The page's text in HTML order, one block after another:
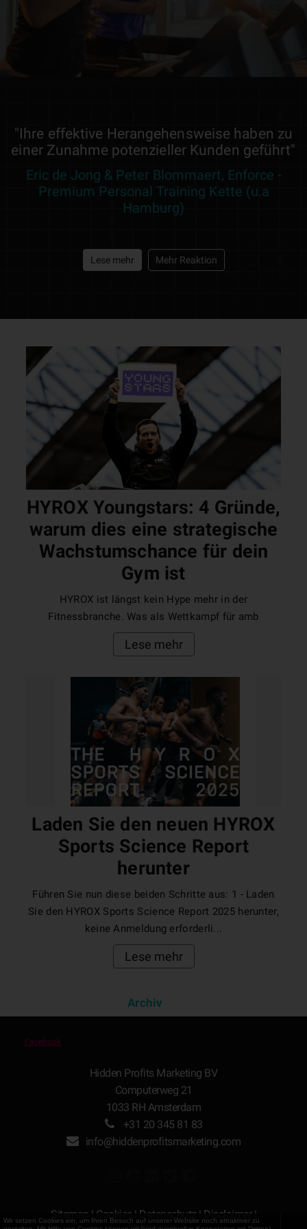
"Ihre effektive Herangehensweise haben zu
einer Zunahme potenzieller Kunden geführt"
Eric de Jong & Peter Blommaert, Enforce -
Premium Personal Training Kette (u.a
Hamburg)
Lese mehr Mehr Reaktion
HYROX Youngstars: 4 Gründe,
warum dies eine strategische
Wachstumschance für dein
Gym ist
HYROX ist längst kein Hype mehr in der
Fitnessbranche. Was als Wettkampf für amb
Lese mehr
Laden Sie den neuen HYROX
Sports Science Report
herunter
Führen Sie nun diese beiden Schritte aus: 1 - Laden
Sie den HYROX Sports Science Report 2025 herunter,
keine Anmeldung erforderli...
Lese mehr
Archiv
Facebook
Hidden Profits Marketing BV
Computerweg 21
1033 RH Amsterdam
+31 20 345 81 83
info@hiddenprofitsmarketing.com
Sitemap | Cookies | Datenschutz | Disclaimer |
Wir setzen Cookies ein, um Ihren Besuch auf unserer Website noch attraktiver zu